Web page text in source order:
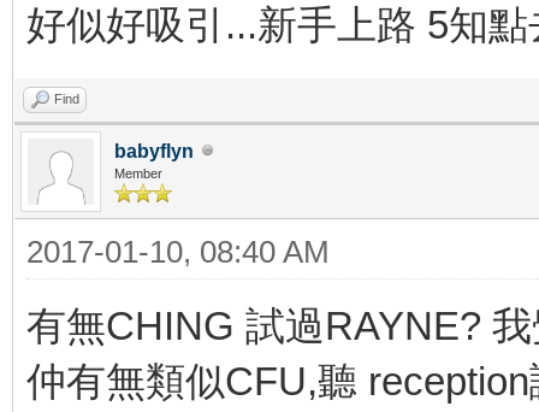
好似好吸引...新手上路 5知
Find
babyflyn
Member
2017-01-10, 08:40 AM
有無CHING 試過RAYNE?
仲有無類似CFU,聽